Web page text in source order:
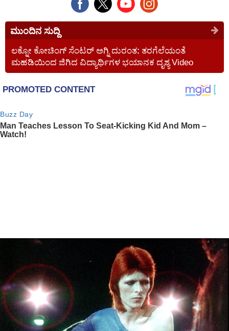
ಮುಂದಿನ ಸುದ್ದಿ
ಲಕ್ನೋ ಕೋಚಿಂಗ್ ಸೆಂಟರ್ ಅಗ್ನಿ ದುರಂತ: ತರಗೆಲೆಯಂತೆ
ಮಹಡಿಯಿಂದ ಜಿಗಿದ ವಿದ್ಯಾರ್ಥಿಗಳ ಭಯಾನಕ ದೃಶ್ಯ Video